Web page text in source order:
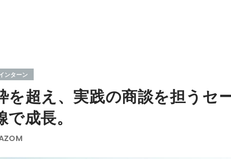
ンターン
を超え、実践の商談を担うセ
成長。